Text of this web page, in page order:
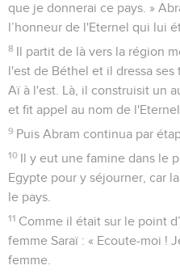
que je donnerai ce pays. »
l’honneur de l'Eternel qui lui
8 Il partit de là vers la région
l'est de Béthel et il dressa
Aï à l'est. Là, il construisit un
et fit appel au nom de l'Eternel.
9 Puis Abram continua par
10 Il y eut une famine dans le
Egypte pour y séjourner, car
le pays.
11 Comme il était sur le point
femme Saraï : « Ecoute-moi !
femme.